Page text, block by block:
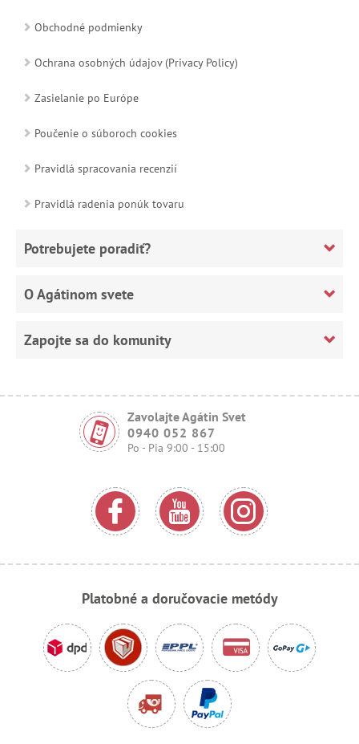
Obchodné podmienky
Ochrana osobných údajov (Privacy Policy)
Zasielanie po Európe
Poučenie o súboroch cookies
Pravidlá spracovania recenzií
Pravidlá radenia ponúk tovaru
Potrebujete poradiť?
O Agátinom svete
Zapojte sa do komunity
Zavolajte Agátin Svet
0940 052 867
Po - Pia 9:00 - 15:00
Platobné a doručovacie metódy